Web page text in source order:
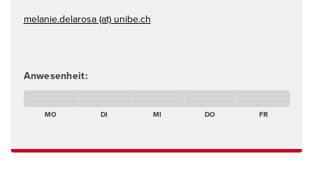
melanie.delarosa (at) unibe.ch
Anwesenheit:
Montagmorgen AbwesendDienstagmorgen AbwesendMittwochnachmittag AbwesendDonnerstagmorgen Abwesend
Freitagmorgen
MO
DI MI DO FR